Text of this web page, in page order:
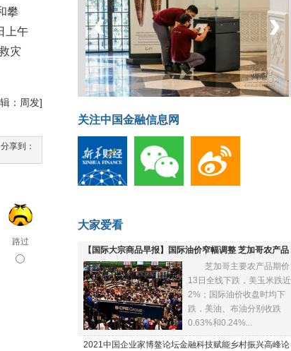
攀
上午
灾
：周发]
分享到：
路过
菲律宾：防疫降级
‹ ›
关注中国金融信息网
大家爱看
【国际大宗商品早报】国际油价窄幅调整 芝加哥农产品
全线下跌
芝加哥主要农产品期价
13日全线下跌，美玉米跌近
2%；国际油价收盘时均下
跌，美油、布油分别收跌
0.63%和0.24%...
2021中国企业家博鳌论坛金融科技赋能乡村振兴高峰论